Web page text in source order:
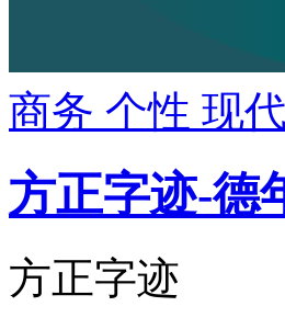
商务 个性 现代
方正字迹-德
方正字迹